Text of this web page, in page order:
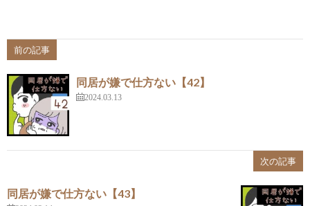
前の記事
同居が嫌で仕方ない【42】
2024.03.13
次の記事
同居が嫌で仕方ない【43】